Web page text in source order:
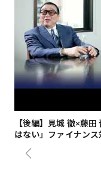
【後編】見城 徹×藤
はない」ファイナンス